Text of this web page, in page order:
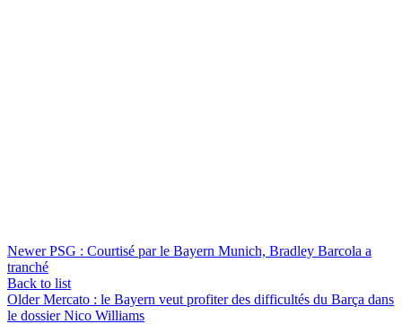
Newer PSG : Courtisé par le Bayern Munich, Bradley Barcola a
tranché
Back to list
Older Mercato : le Bayern veut profiter des difficultés du Barça dans
le dossier Nico Williams